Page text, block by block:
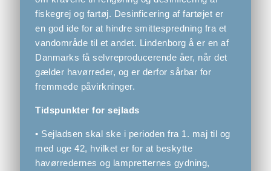
fiskegrej og fartøj. Desinficering af fartøjet er
en god ide for at hindre smittespredning fra et
vandområde til et andet. Lindenborg å er en af
Danmarks få selvreproducerende åer, når det
gælder havørreder, og er derfor sårbar for
fremmede påvirkninger.
Tidspunkter for sejlads
• Sejladsen skal ske i perioden fra 1. maj til og
med uge 42, hvilket er for at beskytte
havørredernes og lampretternes gydning,